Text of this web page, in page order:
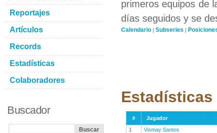
primeros equipos de
días seguidos y se
Calendario | Subseries |
Estadísticas
#
Jugador
1
Vismay Santos
Reportajes
Artículos
Records
Estadísticas
Colaboradores
Buscador